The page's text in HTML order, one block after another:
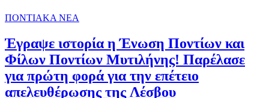
ΠΟΝΤΙΑΚΑ ΝΕΑ
Έγραψε ιστορία η Ένωση Ποντίων και
Φίλων Ποντίων Μυτιλήνης! Παρέλασε
για πρώτη φορά για την επέτειο
απελευθέρωσης της Λέσβου